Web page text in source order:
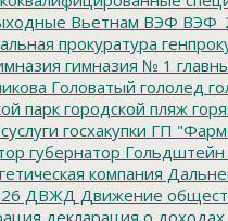
Вьетнам ВЭФ
прокуратура
гимназия № 1
Головатый гололед
парк городской пляж
госхакупки ГП
губернатор Гольдштейн
компания
ДВЖД Движение
декларация о доходах